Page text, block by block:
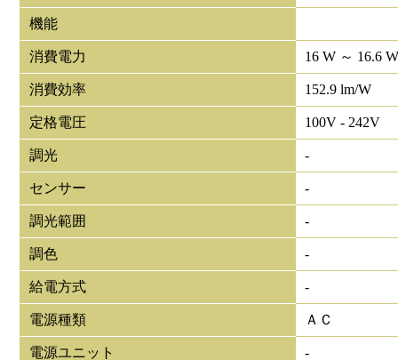
機能
消費電力 16 W ～ 16.6
消費効率 152.9 lm/W
定格電圧 100V - 242V
調光 -
センサー -
調光範囲 -
調色 -
給電方式 -
電源種類 ＡＣ
電源ユニット -